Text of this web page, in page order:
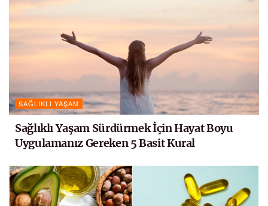
SAĞLIKLI YAŞAM
Sağlıklı Yaşam Sürdürmek İçin Hayat Boyu
Uygulamanız Gereken 5 Basit Kural